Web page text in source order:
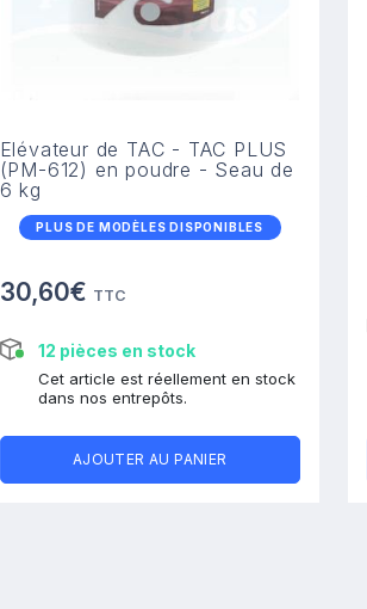
Elévateur de TAC - TAC PLUS
(PM-612) en poudre - Seau de
6 kg
PLUS DE MODÈLES DISPONIBLES
30,60€ TTC
12 pièces en stock
Cet article est réellement en stock
dans nos entrepôts.
AJOUTER AU PANIER